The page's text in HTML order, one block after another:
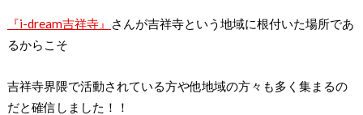
『i-dream吉祥寺』
さんが吉祥寺という地域に根付いた場所であ
るからこそ
吉祥寺界隈で活動されている方や他地域の方々も多く集まるの
だと確信しました！！